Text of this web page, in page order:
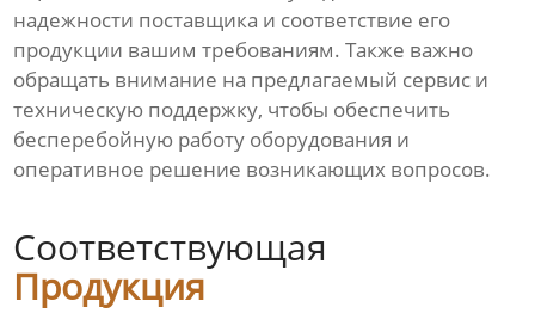
надежности поставщика и соответствие его
продукции вашим требованиям. Также важно
обращать внимание на предлагаемый сервис и
техническую поддержку, чтобы обеспечить
бесперебойную работу оборудования и
оперативное решение возникающих вопросов.
Соответствующая
Продукция